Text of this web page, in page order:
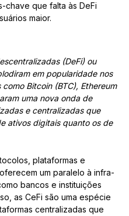
chave que falta às DeFi
maior.
(DeFi) ou
em popularidade nos
Bitcoin (BTC), Ethereum
uma nova onda de
e centralizadas que
ativos digitais quanto os de
plataformas e
um paralelo à infra-
bancos e instituições
as CeFi são uma espécie
centralizadas que